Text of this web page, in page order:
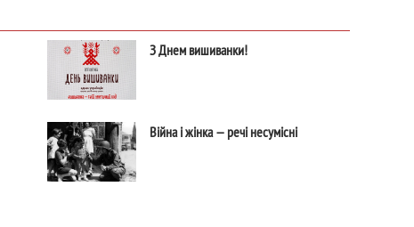
З Днем вишиванки!
Війна і жінка — речі несумісні